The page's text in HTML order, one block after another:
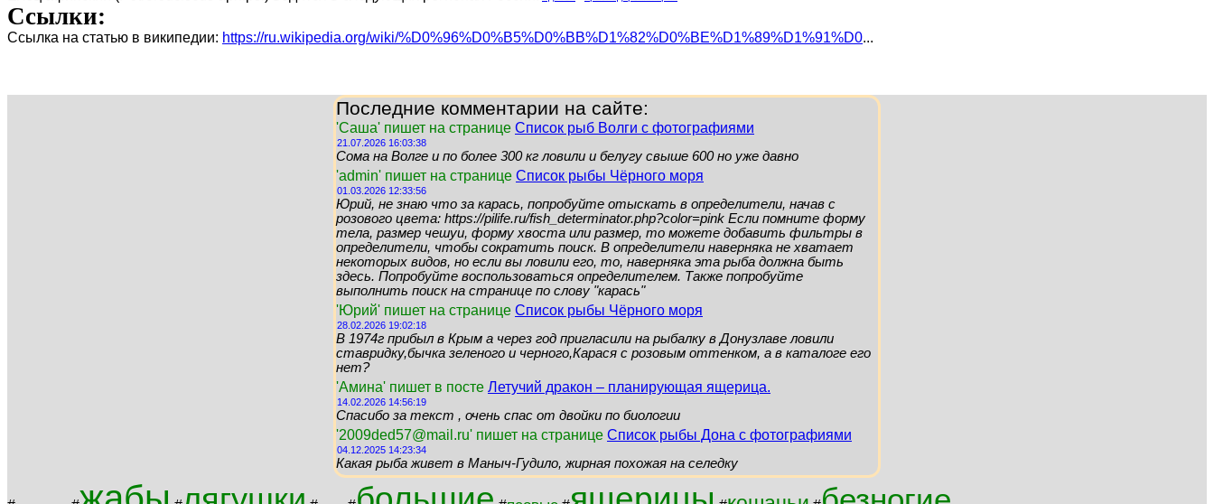
Ссылки:
Ссылка на статью в википедии: https://ru.wikipedia.org/wiki/%D0%96%D0%B5%D0%BB%D1%82%D0%BE%D1%89%D1%91%D0...
Последние комментарии на сайте:
'Саша' пишет на странице Список рыб Волги с фотографиями
21.07.2026 16:03:38
Сома на Волге и по более 300 кг ловили и белугу свыше 600 но уже давно
'admin' пишет на странице Список рыбы Чёрного моря
01.03.2026 12:33:56
Юрий, не знаю что за карась, попробуйте отыскать в определители, начав с
розового цвета: https://pilife.ru/fish_determinator.php?color=pink Если помните форму
тела, размер чешуи, форму хвоста или размер, то можете добавить фильтры в
определители, чтобы сократить поиск. В определители наверняка не хватает
некоторых видов, но если вы ловили его, то, наверняка эта рыба должна быть
здесь. Попробуйте воспользоваться определителем. Также попробуйте
выполнить поиск на странице по слову "карась"
'Юрий' пишет на странице Список рыбы Чёрного моря
28.02.2026 19:02:18
В 1974г прибыл в Крым а через год пригласили на рыбалку в Донузлаве ловили
ставридку,бычка зеленого и черного,Карася с розовым оттенком, а в каталоге его
нет?
'Амина' пишет в посте Летучий дракон – планирующая ящерица.
14.02.2026 14:56:19
Спасибо за текст , очень спас от двойки по биологии
'2009ded57@mail.ru' пишет на странице Список рыбы Дона с фотографиями
04.12.2025 14:23:34
Какая рыба живет в Маныч-Гудило, жирная похожая на селедку